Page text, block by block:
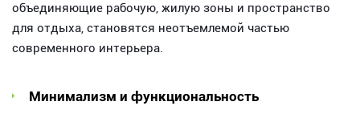
объединяющие рабочую, жилую зоны и пространство
для отдыха, становятся неотъемлемой частью
современного интерьера.
Минимализм и функциональность